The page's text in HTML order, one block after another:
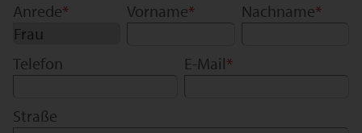
Anrede* Vorname* Nachname*
Telefon E-Mail*
Straße